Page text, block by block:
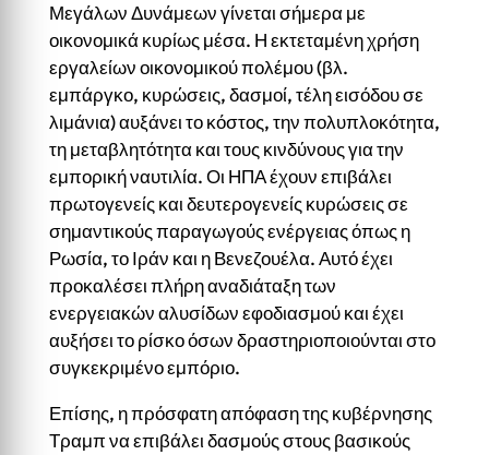
Μεγάλων Δυνάμεων γίνεται σήμερα με
οικονομικά κυρίως μέσα. Η εκτεταμένη χρήση
εργαλείων οικονομικού πολέμου (βλ.
εμπάργκο, κυρώσεις, δασμοί, τέλη εισόδου σε
λιμάνια) αυξάνει το κόστος, την πολυπλοκότητα,
τη μεταβλητότητα και τους κινδύνους για την
εμπορική ναυτιλία. Οι ΗΠΑ έχουν επιβάλει
πρωτογενείς και δευτερογενείς κυρώσεις σε
σημαντικούς παραγωγούς ενέργειας όπως η
Ρωσία, το Ιράν και η Βενεζουέλα. Αυτό έχει
προκαλέσει πλήρη αναδιάταξη των
ενεργειακών αλυσίδων εφοδιασμού και έχει
αυξήσει το ρίσκο όσων δραστηριοποιούνται στο
συγκεκριμένο εμπόριο.
Επίσης, η πρόσφατη απόφαση της κυβέρνησης
Τραμπ να επιβάλει δασμούς στους βασικούς